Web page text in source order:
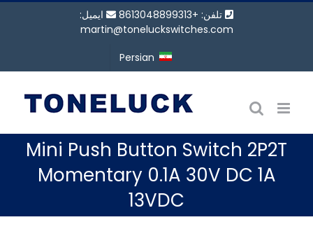
تلفن: +8613048899313
ایمیل:
martin@toneluckswitches.com
Persian
Mini Push Button Switch 2P2T
Momentary 0.1A 30V DC 1A
13VDC